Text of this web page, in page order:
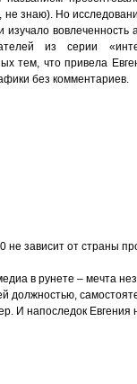
не знаю). Но
изучало вовлеченность
из серии
тем, что привела
без комментариев.
не зависит от страны
в рунете – мечта
должностью,
И напоследок Евгения